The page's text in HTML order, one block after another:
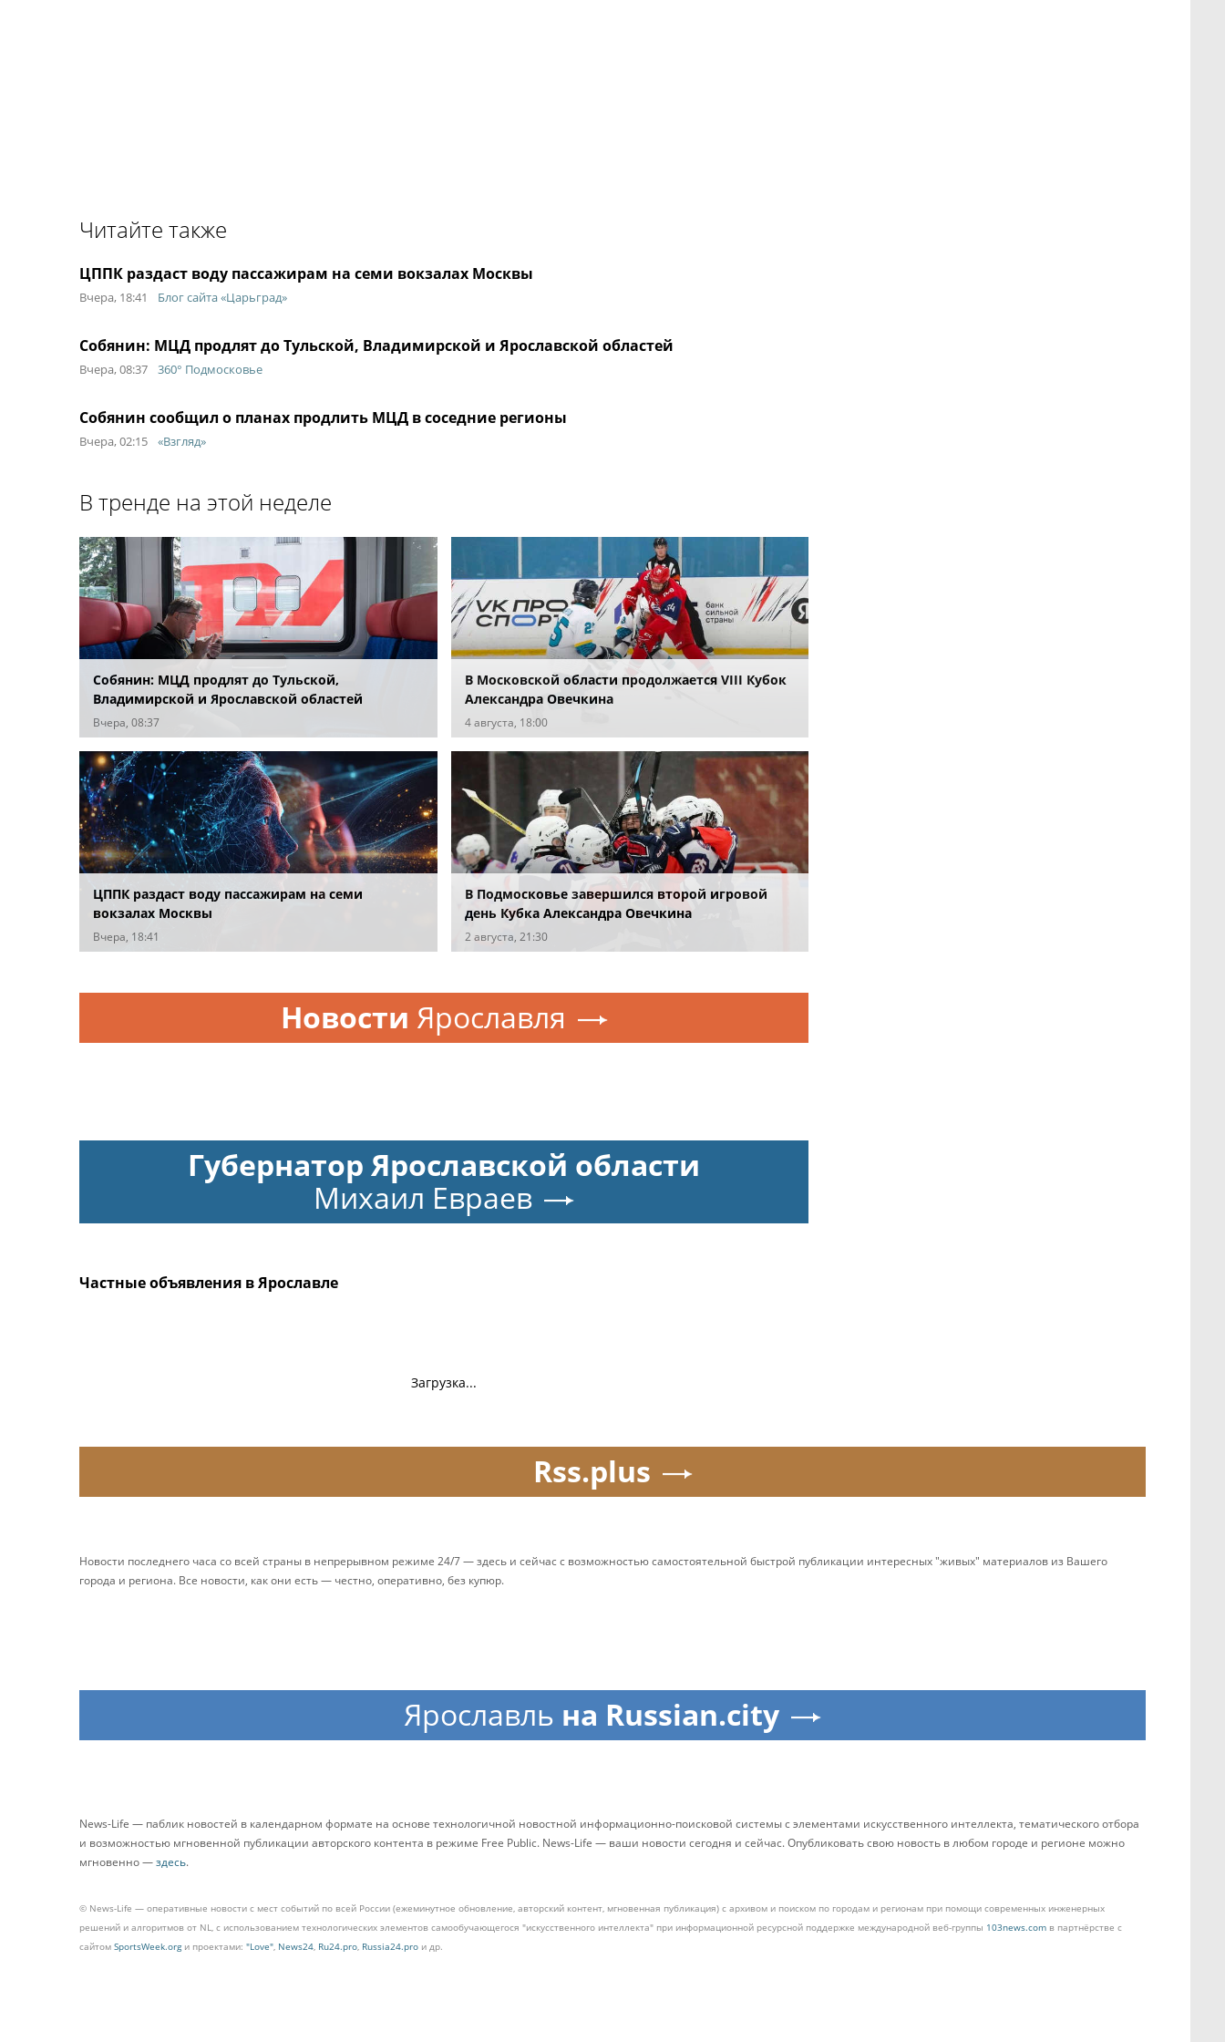
Читайте также
ЦППК раздаст воду пассажирам на семи вокзалах Москвы
Вчера, 18:41 Блог сайта «Царьград»
Собянин: МЦД продлят до Тульской, Владимирской и Ярославской областей
Вчера, 08:37 360° Подмосковье
Собянин сообщил о планах продлить МЦД в соседние регионы
Вчера, 02:15 «Взгляд»
В тренде на этой неделе
Собянин: МЦД продлят до Тульской,
Владимирской и Ярославской областей
Вчера, 08:37
В Московской области продолжается VIII Кубок
Александра Овечкина
4 августа, 18:00
ЦППК раздаст воду пассажирам на семи
вокзалах Москвы
Вчера, 18:41
В Подмосковье завершился второй игровой
день Кубка Александра Овечкина
2 августа, 21:30
Новости Ярославля
Губернатор Ярославской области
Михаил Евраев
Частные объявления в Ярославле
Загрузка...
Rss.plus
Новости последнего часа со всей страны в непрерывном режиме 24/7 — здесь и сейчас с возможностью самостоятельной быстрой публикации интересных "живых" материалов из Вашего
города и региона. Все новости, как они есть — честно, оперативно, без купюр.
Ярославль на Russian.city
News-Life — паблик новостей в календарном формате на основе технологичной новостной информационно-поисковой системы с элементами искусственного интеллекта, тематического отбора
и возможностью мгновенной публикации авторского контента в режиме Free Public. News-Life — ваши новости сегодня и сейчас. Опубликовать свою новость в любом городе и регионе можно
мгновенно —здесь.
© News-Life — оперативные новости с мест событий по всей России (ежеминутное обновление, авторский контент, мгновенная публикация) с архивом и поиском по городам и регионам при помощи современных инженерных
решений и алгоритмов от NL, с использованием технологических элементов самообучающегося "искусственного интеллекта" при информационной ресурсной поддержке международной веб-группы 103news.com в партнёрстве с
сайтом SportsWeek.orgи проектами: "Love", News24, Ru24.pro, Russia24.pro и др.